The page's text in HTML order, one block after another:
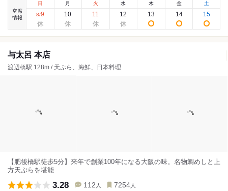
空席
情報
日
8/9
月
10
火
11
水
12
木
13
金
14
土
15
与太呂 本店
渡辺橋駅 128m / 天ぷら、海鮮、日本料理
【肥後橋駅徒歩5分】来年で創業100年になる大阪の味。名物鯛めしと上
方天ぷらを堪能
3.28 112 人 7254 人